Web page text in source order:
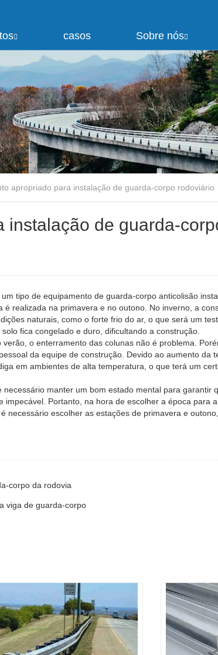
casos Sobre nós
apropriado para instalação de guarda-corpo rodoviário
instalação de guarda-
tipo de equipamento de guarda-corpo anticolisão
realizada na primavera e no outono. No inverno, a
naturais, como o forte frio do ar, o que será um
fica congelado e duro, dificultando a construção.
o enterramento das colunas não é problema.
da equipe de construção. Devido ao aumento da
em ambientes de alta temperatura, o que terá um
manter um bom estado mental para garantir
Portanto, na hora de escolher a época para
necessário escolher as estações de primavera e
corpo da rodovia
viga de guarda-corpo